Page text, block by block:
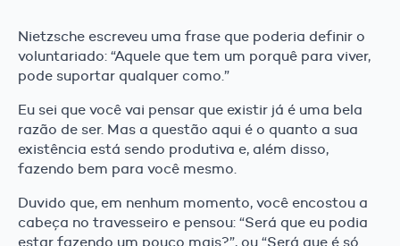
Nietzsche escreveu uma frase que poderia definir o
voluntariado: “Aquele que tem um porquê para viver,
pode suportar qualquer como.”
Eu sei que você vai pensar que existir já é uma bela
razão de ser. Mas a questão aqui é o quanto a sua
existência está sendo produtiva e, além disso,
fazendo bem para você mesmo.
Duvido que, em nenhum momento, você encostou a
cabeça no travesseiro e pensou: “Será que eu podia
estar fazendo um pouco mais?”, ou “Será que é só